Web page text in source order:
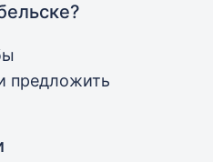
предложить